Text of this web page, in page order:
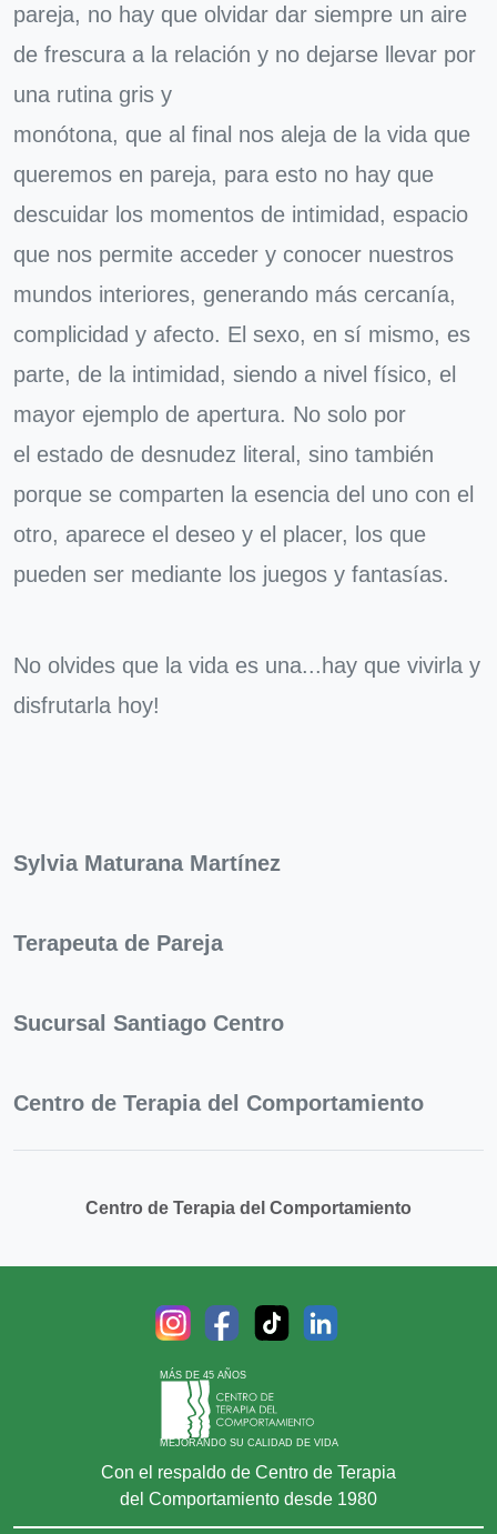
pareja, no hay que olvidar dar siempre un aire
de frescura a la relación y no dejarse llevar por
una rutina gris y
monótona, que al final nos aleja de la vida que
queremos en pareja, para esto no hay que
descuidar los momentos de intimidad, espacio
que nos permite acceder y conocer nuestros
mundos interiores, generando más cercanía,
complicidad y afecto. El sexo, en sí mismo, es
parte, de la intimidad, siendo a nivel físico, el
mayor ejemplo de apertura. No solo por
el estado de desnudez literal, sino también
porque se comparten la esencia del uno con el
otro, aparece el deseo y el placer, los que
pueden ser mediante los juegos y fantasías.
No olvides que la vida es una...hay que vivirla y
disfrutarla hoy!
Sylvia Maturana Martínez
Terapeuta de Pareja
Sucursal Santiago Centro
Centro de Terapia del Comportamiento
Centro de Terapia del Comportamiento
MÁS DE 45 AÑOS
MEJORANDO SU CALIDAD DE VIDA
Con el respaldo de Centro de Terapia
del Comportamiento desde 1980